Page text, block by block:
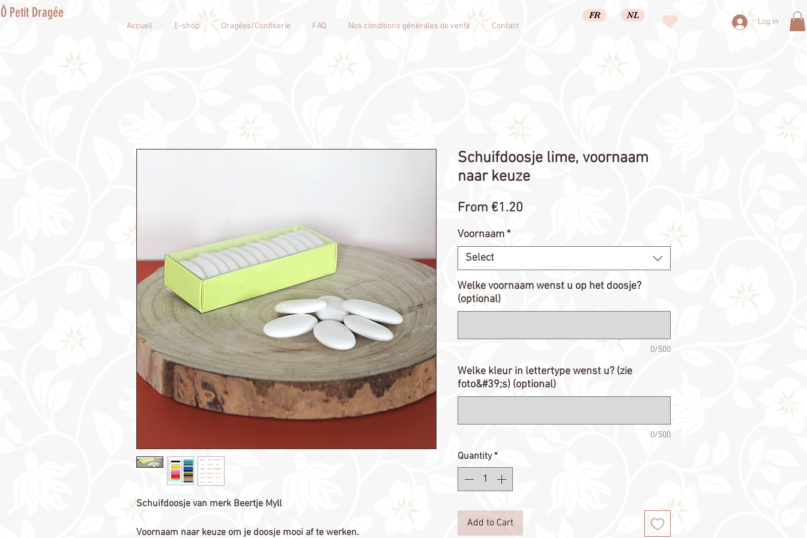
Ô Petit Dragée FR NL
Log In
Accueil E-shop Dragées/Confiserie FAQ Nos conditions générales de vente Contact
Schuifdoosje van merk Beertje Myll
Voornaam naar keuze om je doosje mooi af te werken.
Schuifdoosje lime, voornaam
naar keuze
From €1.20
Voornaam *
Select
Welke voornaam wenst u op het doosje?
(optional)
0/500
Welke kleur in lettertype wenst u? (zie
foto&#39;s) (optional)
0/500
Quantity *
Add to Cart